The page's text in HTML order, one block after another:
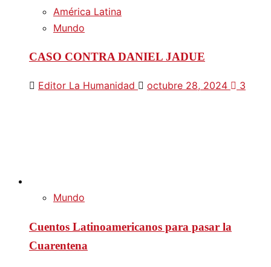
América Latina
Mundo
CASO CONTRA DANIEL JADUE
Editor La Humanidad octubre 28, 2024 3
Mundo
Cuentos Latinoamericanos para pasar la
Cuarentena